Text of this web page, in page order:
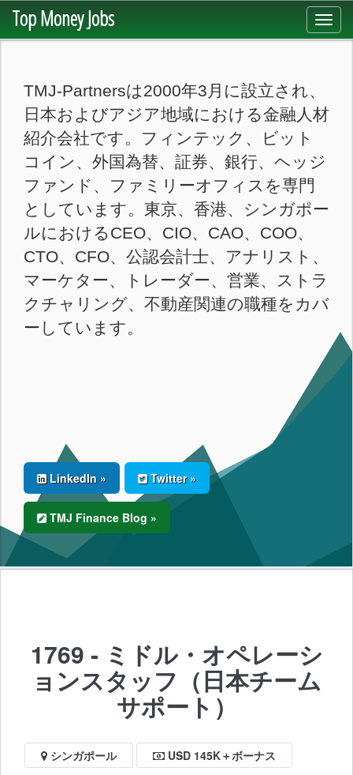
Top Money Jobs
TMJ-Partnersは2000年3月に設立され、
日本およびアジア地域における金融人材
紹介会社です。フィンテック、ビット
コイン、外国為替、証券、銀行、ヘッジ
ファンド、ファミリーオフィスを専門
としています。東京、香港、シンガポー
ルにおけるCEO、CIO、CAO、COO、
CTO、CFO、公認会計士、アナリスト、
マーケター、トレーダー、営業、ストラ
クチャリング、不動産関連の職種をカバ
ーしています。
LinkedIn » Twitter »
TMJ Finance Blog »
1769 - ミドル・オペレーシ
ョンスタッフ（日本チーム
サポート）
シンガポール USD 145K＋ボーナス